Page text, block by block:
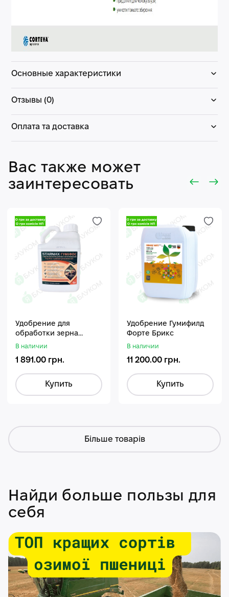
Основные характеристики
Отзывы (0)
Оплата та доставка
Вас также может
заинтересовать
Удобрение для
обработки зерна
Стармакс Гумифос
В наличии
1 891.00 грн.
Купить
Удобрение Гумифилд
Форте Брикс
В наличии
11 200.00 грн.
Купить
Більше товарів
Найди больше пользы для
себя